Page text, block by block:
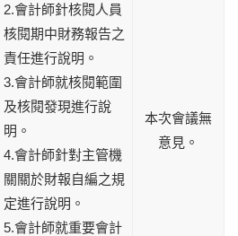
2.會計師針核閱人員
核閱期中財務報告之
責任進行說明。
3.會計師就核閱範圍
及核閱發現進行說
明。
4.會計師針對主管機
關關於財報自編之規
定進行說明。
5.會計師就重要會計
本次會議無
意見。